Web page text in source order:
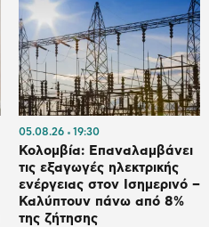
05.08.26 19:30
Κολομβία: Επαναλαμβάνει
τις εξαγωγές ηλεκτρικής
ενέργειας στον Ισημερινό –
Καλύπτουν πάνω από 8%
της ζήτησης